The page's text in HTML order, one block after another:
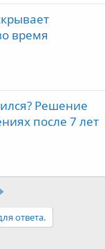
время
Решение
после 7 лет
Last
ответа.